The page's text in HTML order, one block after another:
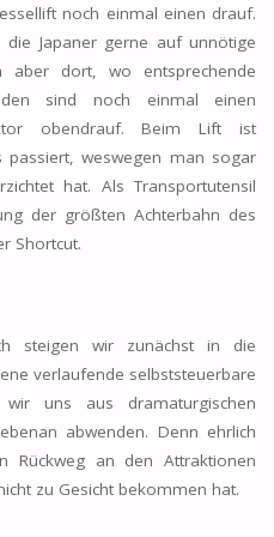
noch einmal einen drauf.
Japaner gerne auf unnötige
aber dort, wo entsprechende
sind noch einmal einen
obendrauf. Beim Lift ist
passiert, weswegen man sogar
hat. Als Transportutensil
der größten Achterbahn des
Shortcut.
steigen wir zunächst in die
verlaufende selbststeuerbare
uns aus dramaturgischen
abwenden. Denn ehrlich
Rückweg an den Attraktionen
zu Gesicht bekommen hat.